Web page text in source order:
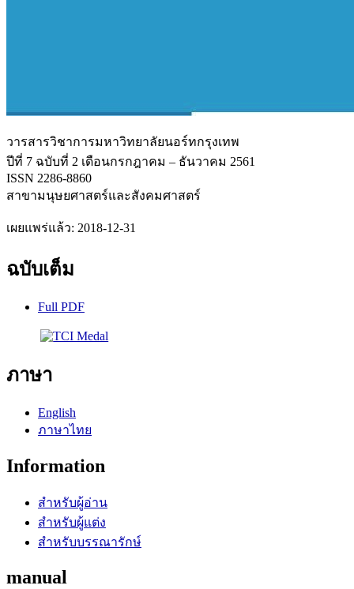
วารสารวิชาการมหาวิทยาลัยนอร์ทกรุงเทพ
ปีที่ 7 ฉบับที่ 2 เดือนกรกฎาคม – ธันวาคม 2561
ISSN 2286-8860
สาขามนุษยศาสตร์และสังคมศาสตร์
เผยแพร่แล้ว: 2018-12-31
ฉบับเต็ม
Full PDF
ภาษา
English
ภาษาไทย
Information
สำหรับผู้อ่าน
สำหรับผู้แต่ง
สำหรับบรรณารักษ์
manual